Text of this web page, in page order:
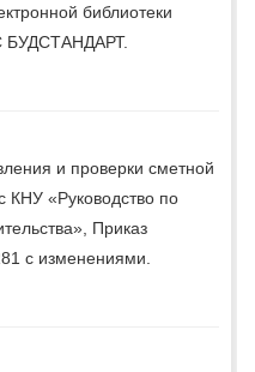
библиотеки
БУДСТАНДАРТ.
и проверки сметной
КНУ «Руководство по
Приказ
с изменениями.